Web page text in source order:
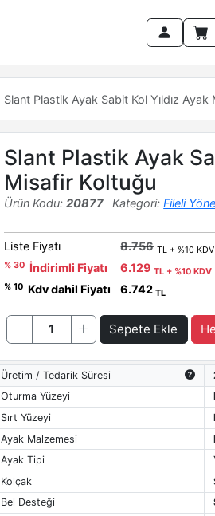
Slant Plastik Ayak Sabit Kol Yıldız
Slant Plastik Ayak
Misafir Koltuğu
Ürün Kodu: 20877 Kategori:Fileli
Liste Fiyatı 8.756 TL + %10 KDV
% 30 İndirimli Fiyatı 6.129TL + %10 KDV
% 10 Kdv dahil Fiyatı 6.742TL
Sepete Ekle
Üretim / Tedarik Süresi
Oturma Yüzeyi
Sırt Yüzeyi
Ayak Malzemesi
Ayak Tipi
Kolçak
Bel Desteği